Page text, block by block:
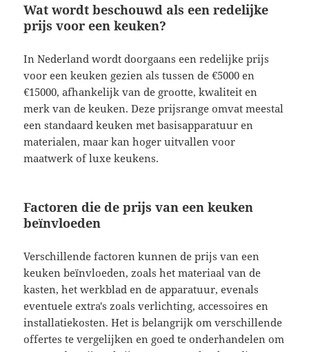
Wat wordt beschouwd als een redelijke
prijs voor een keuken?
In Nederland wordt doorgaans een redelijke prijs
voor een keuken gezien als tussen de €5000 en
€15000, afhankelijk van de grootte, kwaliteit en
merk van de keuken. Deze prijsrange omvat meestal
een standaard keuken met basisapparatuur en
materialen, maar kan hoger uitvallen voor
maatwerk of luxe keukens.
Factoren die de prijs van een keuken
beïnvloeden
Verschillende factoren kunnen de prijs van een
keuken beïnvloeden, zoals het materiaal van de
kasten, het werkblad en de apparatuur, evenals
eventuele extra's zoals verlichting, accessoires en
installatiekosten. Het is belangrijk om verschillende
offertes te vergelijken en goed te onderhandelen om